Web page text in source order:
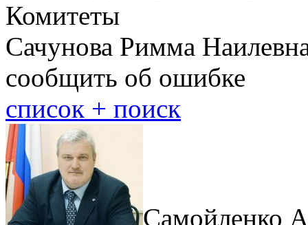
Комитеты
Сачунова Римма
сообщить об ошибке
cписок + поиск
Самойленко